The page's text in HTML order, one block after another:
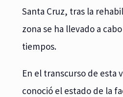
Santa Cruz, tras la
zona se ha llevado a
tiempos.
En el transcurso de esta
conoció el estado de la